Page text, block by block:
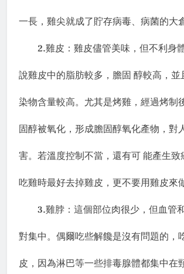
一長，雞尖就成了貯存病毒、病菌的大
2.雞皮：雞皮儘管美味，但不利身
說雞皮中的脂肪較多，膽固 醇較高，並
染物含量較高。尤其是烤雞，經過烤制
固醇被氧化，形成膽固醇氧化產物，對
害。若溫度控制不當，還有可 能產生致
吃雞時最好去掉雞皮，更不要用雞皮來
3.雞脖：這個部位肉很少，但血管
對集中。偶爾吃些解饞是沒有問題的，
皮，因為淋巴等一些排毒腺體都集中在